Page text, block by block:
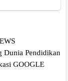
Dunia Pendidikan
GOOGLE